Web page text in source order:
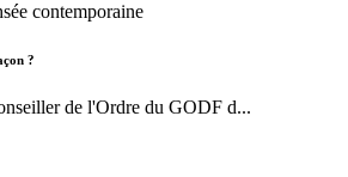
contemporaine
?
de l'Ordre du GODF d...